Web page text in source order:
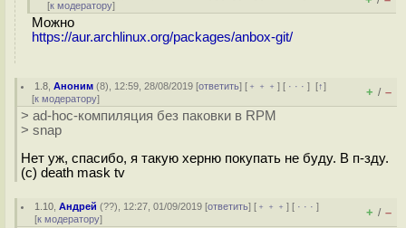
[к модератору]
Можно
https://aur.archlinux.org/packages/anbox-git/
1.8 ,Аноним (8), 12:59, 28/08/2019 [ответить] [ ﹢﹢﹢] [ · · ·][↑]
[к модератору] + / –
> ad-hoc-компиляция без паковки в RPM
> snap
Нет уж, спасибо, я такую херню покупать не буду. В п-зду.
(с) death mask tv
1.10 ,Андрей (??), 12:27, 01/09/2019 [ответить] [ ﹢﹢﹢] [ · · ·]
[к модератору] + / –